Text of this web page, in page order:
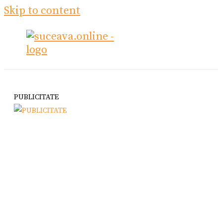
Skip to content
PUBLICITATE